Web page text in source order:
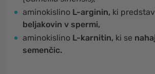
aminokislino L-arginin, ki
beljakovin v spermi,
aminokislino L-karnitin, ki se
semenčic.